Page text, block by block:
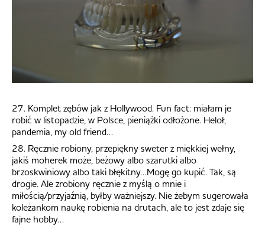
27. Komplet zębów jak z Hollywood. Fun fact: miałam je
robić w listopadzie, w Polsce, pieniążki odłożone. Heloł,
pandemia, my old friend…
28. Ręcznie robiony, przepiękny sweter z miękkiej wełny,
jakiś moherek może, beżowy albo szarutki albo
brzoskwiniowy albo taki błękitny…Mogę go kupić. Tak, są
drogie. Ale zrobiony ręcznie z myślą o mnie i
miłością/przyjaźnią, byłby ważniejszy. Nie żebym sugerowała
koleżankom naukę robienia na drutach, ale to jest zdaje się
fajne hobby…